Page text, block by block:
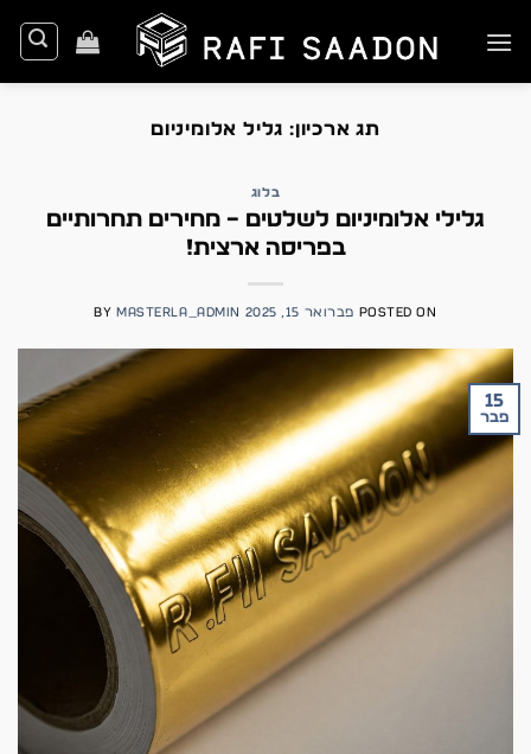
to
תג ארכיון: גליל אלומיניום
בלוג
גלילי אלומיניום לשלטים – מחירים תחרותיים
בפריסה ארצית!
POSTED ON פברואר 15, 2025 BY MASTERLA_ADMIN
15
פבר